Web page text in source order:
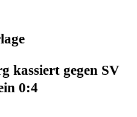
kas­siert gegen SV
0:4